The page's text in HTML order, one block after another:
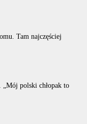
Tam najczęściej
„Mój polski chłopak to